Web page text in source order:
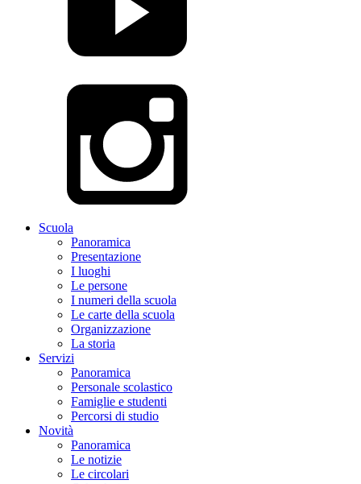
Scuola
Panoramica
Presentazione
I luoghi
Le persone
I numeri della scuola
Le carte della scuola
Organizzazione
La storia
Servizi
Panoramica
Personale scolastico
Famiglie e studenti
Percorsi di studio
Novità
Panoramica
Le notizie
Le circolari